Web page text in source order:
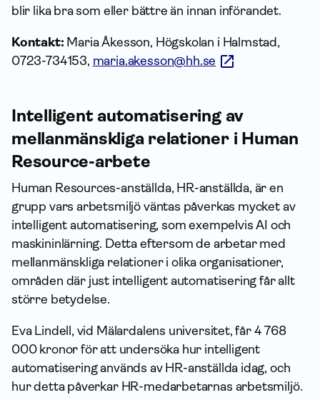
blir lika bra som eller bättre än innan införandet.
Kontakt: Maria Åkesson, Högskolan i Halmstad,
0723-734153, maria.akesson@hh.se
Intelligent automatisering av
mellanmänskliga relationer i Human
Resource-arbete
Human Resources-anställda, HR-anställda, är en
grupp vars arbetsmiljö väntas påverkas mycket av
intelligent automatisering, som exempelvis AI och
maskininlärning. Detta eftersom de arbetar med
mellanmänskliga relationer i olika organisationer,
områden där just intelligent automatisering får allt
större betydelse.
Eva Lindell, vid Mälardalens universitet, får 4 768
000 kronor för att undersöka hur intelligent
automatisering används av HR-anställda idag, och
hur detta påverkar HR-medarbetarnas arbetsmiljö.